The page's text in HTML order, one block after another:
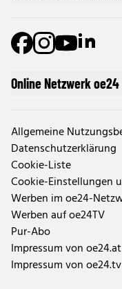
Online Netzwerk oe24
Allgemeine
Datenschutzerklärung
Cookie-Liste
Cookie-Einstellungen
Werben im oe24-
Werben auf oe24TV
Pur-Abo
Impressum von oe24.at
Impressum von oe24.tv